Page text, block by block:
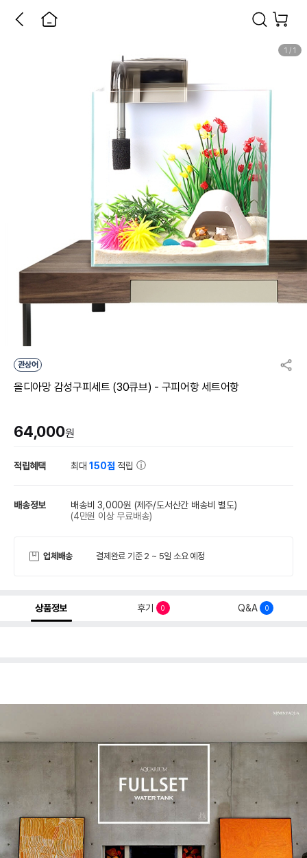
1 / 1
관상어
올디아망 감성구피세트 (30큐브) - 구피어항 세트어항
64,000원
적립혜택 최대150점 적립
배송정보 배송비 3,000원 (제주/도서산간 배송비 별도)
(4만원 이상 무료배송)
업체배송 결제완료 기준 2 ~ 5일 소요 예정
상품정보 후기 0 Q&A 0